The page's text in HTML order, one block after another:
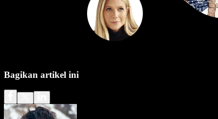
Bagikan artikel ini